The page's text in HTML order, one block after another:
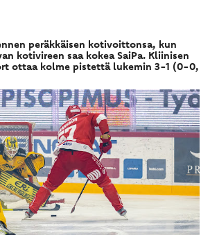
peräkkäisen kotivoittonsa, kun
kotivireen saa kokea SaiPa. Kliinisen
ottaa kolme pistettä lukemin 3-1 (0-0,